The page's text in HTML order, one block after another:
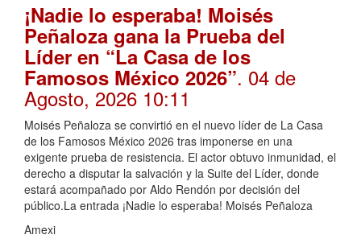
¡Nadie lo esperaba! Moisés
Peñaloza gana la Prueba del
Líder en “La Casa de los
Famosos México 2026”. 04 de
Agosto, 2026 10:11
Moisés Peñaloza se convirtió en el nuevo líder de La Casa
de los Famosos México 2026 tras imponerse en una
exigente prueba de resistencia. El actor obtuvo inmunidad, el
derecho a disputar la salvación y la Suite del Líder, donde
estará acompañado por Aldo Rendón por decisión del
público.La entrada ¡Nadie lo esperaba! Moisés Peñaloza
Amexi